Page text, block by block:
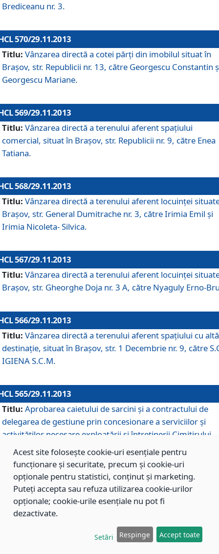
Brediceanu nr. 3.
570/29.11.2013
Titlu: Vânzarea directă a cotei părţi din imobilul situat în
Braşov, str. Republicii nr. 13, către Georgescu Constantin
Georgescu Mariane.
569/29.11.2013
Titlu: Vânzarea directă a terenului aferent spaţiului
comercial, situat în Braşov, str. Republicii nr. 9, către Enea
Tatiana.
568/29.11.2013
Titlu: Vânzarea directă a terenului aferent locuinţei
Braşov, str. General Dumitrache nr. 3, către Irimia Emil şi
Irimia Nicoleta- Silvica.
567/29.11.2013
Titlu: Vânzarea directă a terenului aferent locuinţei
Braşov, str. Gheorghe Doja nr. 3 A, către Nyaguly Erno-
566/29.11.2013
Titlu: Vânzarea directă a terenului aferent spaţiului cu altă
destinaţie, situat în Braşov, str. 1 Decembrie nr. 9, către
IGIENA S.C.M.
565/29.11.2013
Titlu: Aprobarea caietului de sarcini şi a contractului de
delegarea de gestiune prin concesionare a serviciilor şi
activităţilor necesare exploatării şi întreţinerii Cimitirului
Municipal Braşov situat în str. Dimitrie Anghel nr. 19.
564/29.11.2013
Titlu: Completarea şi modificarea H.C.L. nr. 446/2013,
care s-a aprobat studiul de fundamentare pentru
Acest site folosește cookie-uri esențiale pentru
funcționare și securitate, precum și cookie-uri
opționale pentru statistici, conținut și marketing.
Puteți accepta sau refuza utilizarea cookie-urilor
opționale; cookie-urile esențiale nu pot fi
dezactivate.
Setări Respinge Accept toate